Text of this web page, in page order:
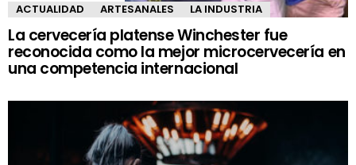
ACTUALIDAD
ARTESANALES LA INDUSTRIA
La cervecería platense Winchester fue
reconocida como la mejor microcervecería en
una competencia internacional